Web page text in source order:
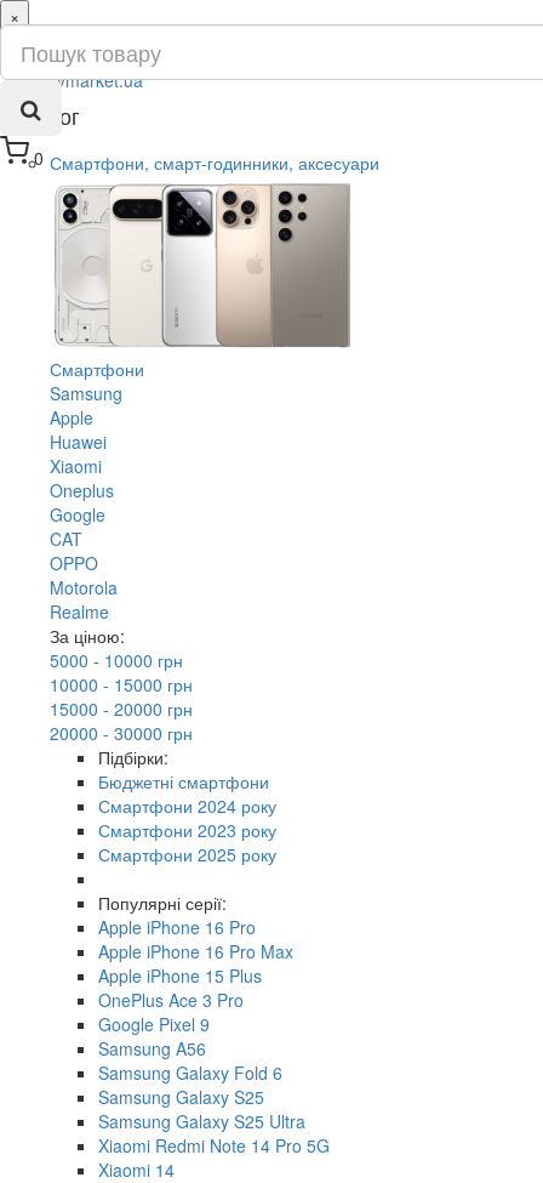
0
×
ru
ua
Каталог
Смартфони, смарт-годинники, аксесуари
Смартфони
Samsung
Apple
Huawei
Xiaomi
Oneplus
Google
CAT
OPPO
Motorola
Realme
За ціною:
5000 - 10000 грн
10000 - 15000 грн
15000 - 20000 грн
20000 - 30000 грн
Підбірки:
Бюджетні смартфони
Смартфони 2024 року
Смартфони 2023 року
Смартфони 2025 року
Популярні серії:
Apple iPhone 16 Pro
Apple iPhone 16 Pro Max
Apple iPhone 15 Plus
OnePlus Ace 3 Pro
Google Pixel 9
Samsung A56
Samsung Galaxy Fold 6
Samsung Galaxy S25
Samsung Galaxy S25 Ultra
Xiaomi Redmi Note 14 Pro 5G
Xiaomi 14